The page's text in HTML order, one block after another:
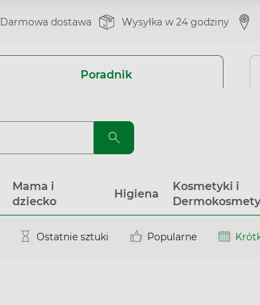
Darmowa dostawa Wysyłka w 24 godziny
Poradnik
Mama i
dziecko
Higiena
Kosmetyki i
Ostatnie sztuki Popularne